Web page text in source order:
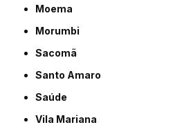
Moema
Morumbi
Sacomã
Santo Amaro
Saúde
Vila Mariana